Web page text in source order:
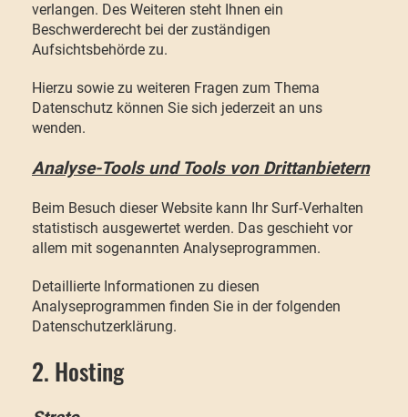
verlangen. Des Weiteren steht Ihnen ein
Beschwerderecht bei der zuständigen
Aufsichtsbehörde zu.
Hierzu sowie zu weiteren Fragen zum Thema
Datenschutz können Sie sich jederzeit an uns
wenden.
Analyse-Tools und Tools von Dritt­anbietern
Beim Besuch dieser Website kann Ihr Surf-Verhalten
statistisch ausgewertet werden. Das geschieht vor
allem mit sogenannten Analyseprogrammen.
Detaillierte Informationen zu diesen
Analyseprogrammen finden Sie in der folgenden
Datenschutzerklärung.
2. Hosting